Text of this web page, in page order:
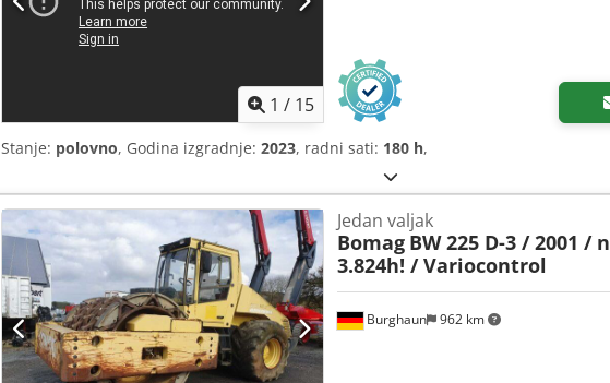
1 / 15
Stanje: polovno, Godina izgradnje: 2023, radni sati: 180 h,
Burghaun 962 km
Jedan valjak
Bomag BW 225 D-3 / 2001 /
3.824h! / Variocontrol